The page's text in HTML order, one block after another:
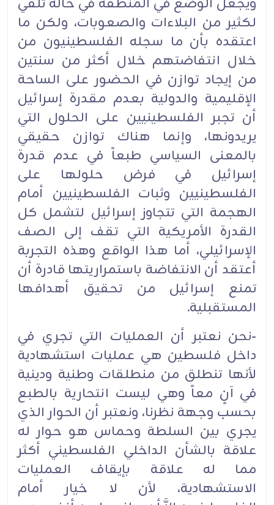
لكثير من البلاءات والصعوبات، ولكن ما
اعتقده بأن ما سجله الفلسطينيون من
خلال انتفاضتهم خلال أكثر من سنتين
من إيجاد توازن في الحضور على الساحة
الإقليمية والدولية بعدم مقدرة إسرائيل
أن تجبر الفلسطينيين على الحلول التي
يريدونها، وإنما هناك توازن حقيقي
بالمعنى السياسي طبعاً في عدم قدرة
إسرائيل في فرض حلولها على
الفلسطينيين وثبات الفلسطينيين أمام
الهجمة التي تتجاوز إسرائيل لتشمل كل
القدرة الأمريكية التي تقف إلى الصف
الإسرائيلي، أما هذا الواقع وهذه التجربة
أعتقد أن الانتفاضة باستمراريتها قادرة أن
تمنع إسرائيل من تحقيق أهدافها
المستقبلية.‏
-نحن نعتبر أن العمليات التي تجري في
داخل فلسطين هي عمليات استشهادية
لأنها تنطلق من منطلقات وطنية ودينية
في آنٍ معاً وهي ليست انتحارية بالطبع
بحسب وجهة نظرنا، ونعتبر أن الحوار الذي
يجري بين السلطة وحماس هو حوار له
علاقة بالشأن الداخلي الفلسطيني أكثر
مما له علاقة بإيقاف العمليات
الاستشهادية، لأن لا خيار أمام